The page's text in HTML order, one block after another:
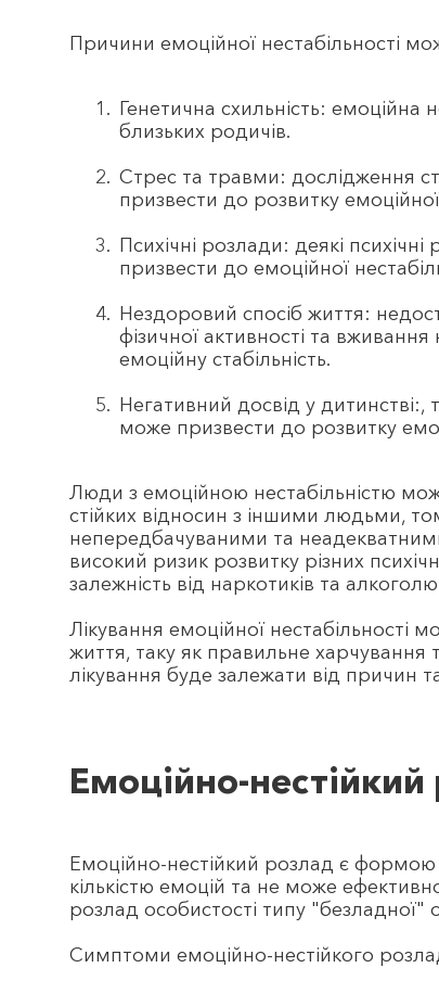
Причини емоційної нестабільності
Генетична схильність: емоційна
близьких родичів.
Стрес та травми: дослідження
призвести до розвитку емоційної
Психічні розлади: деякі
призвести до емоційної
Нездоровий спосіб життя:
фізичної активності та
емоційну стабільність.
Негативний досвід у дитинстві:,
може призвести до розвитку
Люди з емоційною нестабільністю
стійких відносин з іншими людьми,
непередбачуваними та
високий ризик розвитку різних
залежність від наркотиків та
Лікування емоційної нестабільності
життя, таку як правильне харчування
лікування буде залежати від причин
Емоційно-нестійкий
Емоційно-нестійкий розлад є
кількістю емоцій та не може
розлад особистості типу "безладної"
Симптоми емоційно-нестійкого